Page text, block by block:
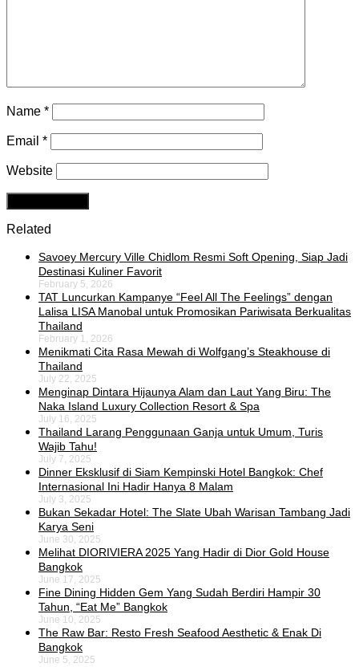
Name *
Email *
Website
Related
Savoey Mercury Ville Chidlom Resmi Soft Opening, Siap Jadi
Destinasi Kuliner Favorit
February 5, 2026
TAT Luncurkan Kampanye “Feel All The Feelings” dengan
Lalisa LISA Manobal untuk Promosikan Pariwisata Berkualitas
Thailand
February 1, 2026
Menikmati Cita Rasa Mewah di Wolfgang’s Steakhouse di
Thailand
July 22, 2025
Menginap Dintara Hijaunya Alam dan Laut Yang Biru: The
Naka Island Luxury Collection Resort & Spa
July 16, 2025
Thailand Larang Penggunaan Ganja untuk Umum, Turis
Wajib Tahu!
July 7, 2025
Dinner Eksklusif di Siam Kempinski Hotel Bangkok: Chef
Internasional Ini Hadir Hanya 8 Malam
July 3, 2025
Bukan Sekadar Hotel: The Slate Ubah Warisan Tambang Jadi
Karya Seni
June 30, 2025
Melihat DIORIVIERA 2025 Yang Hadir di Dior Gold House
Bangkok
June 17, 2025
Fine Dining Hidden Gem Yang Sudah Berdiri Hampir 30
Tahun, “Eat Me” Bangkok
June 10, 2025
The Raw Bar: Resto Fresh Seafood Aesthetic & Enak Di
Bangkok
June 5, 2025